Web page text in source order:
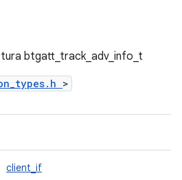
btgatt_track_adv_info_t
>
client_if